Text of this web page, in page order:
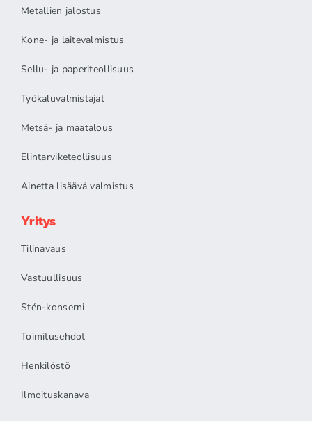
Metallien jalostus
Kone- ja laitevalmistus
Sellu- ja paperiteollisuus
Työkaluvalmistajat
Metsä- ja maatalous
Elintarviketeollisuus
Ainetta lisäävä valmistus
Yritys
Tilinavaus
Vastuullisuus
Stén-konserni
Toimitusehdot
Henkilöstö
Ilmoituskanava